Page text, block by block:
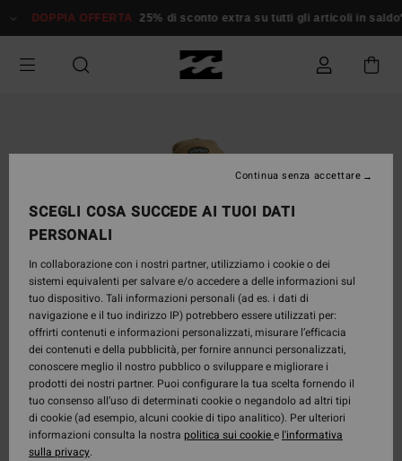
alle
prodotto
DOPPIA OFFERTA 25% di sconto extra su tutti gli articoli in
SCEGLI COSA SUCCEDE AI TUOI DATI
PERSONALI
In collaborazione con i nostri partner, utilizziamo i cookie o dei
sistemi equivalenti per salvare e/o accedere a delle informazioni sul
tuo dispositivo. Tali informazioni personali (ad es. i dati di
navigazione e il tuo indirizzo IP) potrebbero essere utilizzati per:
offrirti contenuti e informazioni personalizzati, misurare l’efficacia
dei contenuti e della pubblicità, per fornire annunci personalizzati,
conoscere meglio il nostro pubblico o sviluppare e migliorare i
prodotti dei nostri partner. Puoi configurare la tua scelta fornendo il
tuo consenso all’uso di determinati cookie o negandolo ad altri tipi
di cookie (ad esempio, alcuni cookie di tipo analitico). Per ulteriori
informazioni consulta la nostra politica sui cookiee l'informativa
sulla privacy.
Continua senza accettare